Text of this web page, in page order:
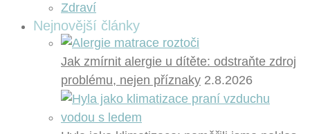
Zdraví
Nejnovější články
Jak zmírnit alergie u dítěte: odstraňte zdroj
problému, nejen příznaky 2.8.2026